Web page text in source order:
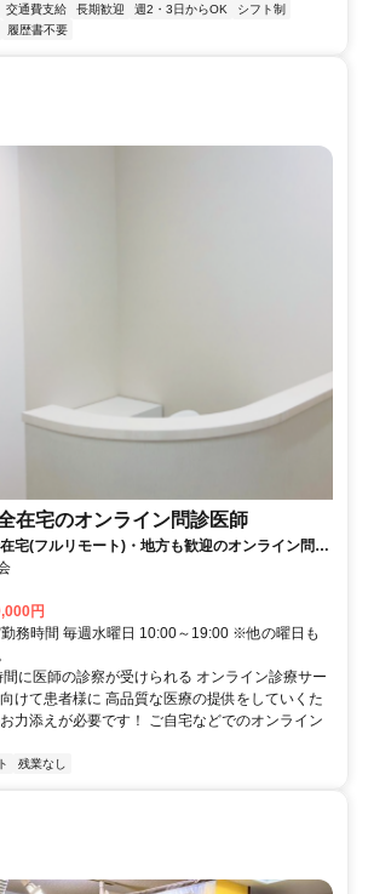
交通費支給 長期歓迎 週2・3日からOK
シフト制
履歴書不要
在宅のオンライン問診医師
宅(フルリモート)・地方も歓迎のオンライン問診
円
務時間 毎週水曜日 10:00～19:00 ※他の曜日も
に医師の診察が受けられる オンライン診療サー
けて患者様に 高品質な医療の提供をしていくた
力添えが必要です！ ご自宅などでのオンライン
残業なし